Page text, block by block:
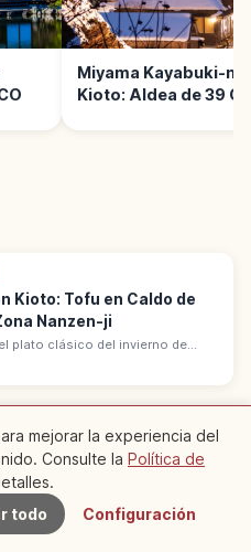
Miyama Kayabuki-
Kioto: Aldea de 39
Kioto: Tofu en Caldo de
Nanzen-ji
plato clásico del invierno de
en caldo de kombu y
ponzu. Tradición en la zona de
información del momento de la
actual. Además, no
del contenido publicado,
anuncios (enlaces de
por las reservas realizadas a
Cercanos
mejorar la experiencia del
Consulte la Política de
todo Configuración